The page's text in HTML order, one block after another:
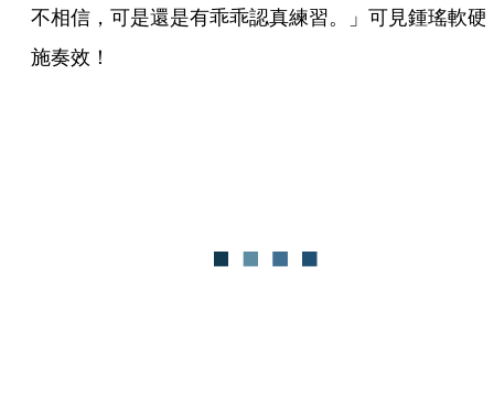
不相信，可是還是有乖乖認真練習。」可見鍾瑤軟硬
施奏效！